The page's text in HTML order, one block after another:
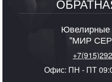
Ювелирные
"МИР
Офис: ПН - ПТ